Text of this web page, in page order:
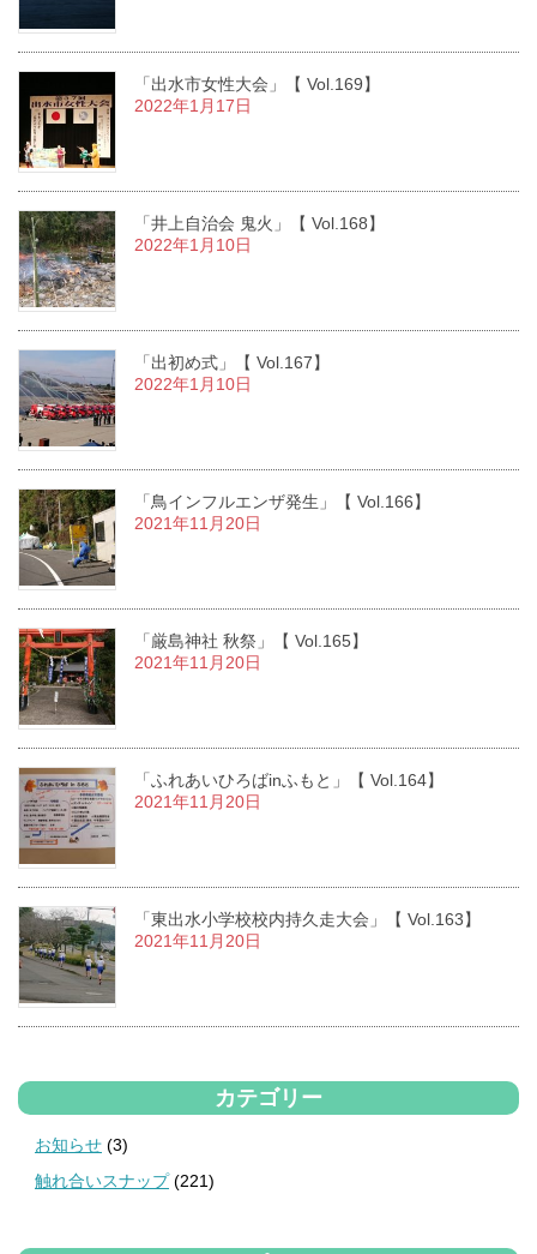
「出水市女性大会」【 Vol.169】
2022年1月17日
「井上自治会 鬼火」【 Vol.168】
2022年1月10日
「出初め式」【 Vol.167】
2022年1月10日
「鳥インフルエンザ発生」【 Vol.166】
2021年11月20日
「厳島神社 秋祭」【 Vol.165】
2021年11月20日
「ふれあいひろばinふもと」【 Vol.164】
2021年11月20日
「東出水小学校校内持久走大会」【 Vol.163】
2021年11月20日
カテゴリー
お知らせ (3)
触れ合いスナップ(221)